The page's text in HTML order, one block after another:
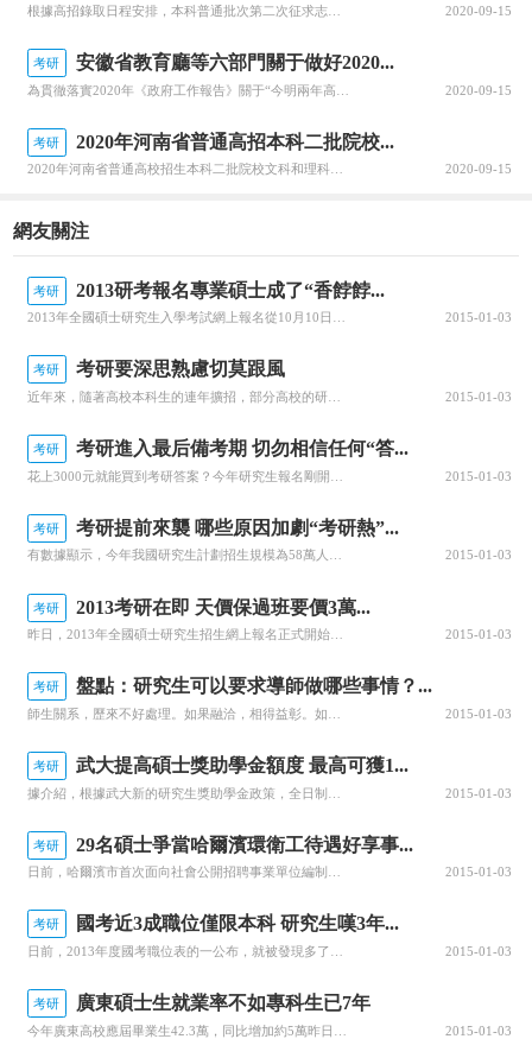
根據高招錄取日程安排，本科普通批次第二次征求志愿將于8月29日上午10:00至8月30日上午10:00進行填報。經研究審定，2020年上海市普通高校招生本科普通批次第二次征求志愿降分控制線為385分。查字典小編整理相關資訊，關注一下~本科普通批次第二次征求志愿填報即將開始根據高招錄取日程安排，本科普... 2020-09-15
考研 安徽省教育廳等六部門關于做好2020...
2020-09-15
考研 2020年河南省普通高招本科二批院校...
2020年河南省普通高校招生本科二批院校文科和理科平行投檔分數線于8月29日公布，河南省普通高校招生本科二批院校具體分數線信息，跟隨查字典小編一起關注一下吧~2020年河南省普通高招本科二批院校平行投檔分數線2020年河南省普通高校招生本科二批院校平行投檔分數線(文科)2020年河南省普通高校招生本... 2020-09-15
網友關注
考研 2013研考報名專業碩士成了“香餑餑...
2015-01-03
考研 考研要深思熟慮切莫跟風
近年來，隨著高校本科生的連年擴招，部分高校的研究生也在大幅度擴招，“XX宿舍六兄弟全上研究生”、“XX專業考研率高達七成”的事情頻繁見諸報端。這些理應讓我們欣喜，但同時，我們也不應該忽略，每年成千上萬的大學生選擇考研深造，其中，很大一部分是為了“延緩三年”再就業，甚至有些僅僅是為了“鍍金”。當然，我們沒 2015-01-03
考研 考研進入最后備考期 切勿相信任何“答...
2015-01-03
考研 考研提前來襲 哪些原因加劇“考研熱”...
有數據顯示，今年我國研究生計劃招生規模為58萬人，與2003年的26萬多人相比，10年間翻了一番。但不容樂觀的是，近年來，碩士生就業率卻連續下降。應屆畢業生到底該不該安心考研繼續深造？應該以怎樣的心態讓自己的路走得更順更穩？面對這個問題，記者做了一番調查。2013年全國碩士研究生考試已于10月10日啟動報名，就在5天之后，恰逢今年國家公務員考試報名開始，兩個都超過百萬人的考試大軍正在集結。&ldq 2015-01-03
考研 2013考研在即 天價保過班要價3萬...
昨日，2013年全國碩士研究生招生網上報名正式開始，記者走訪島城校園發現，伴隨著2013年考研日期的逼近，“全科魔鬼訓練營”、“至尊保過班”等一系列考研培訓班悄然走紅，不少培訓班不僅打出“不過全額退款”的承諾，不少學生對此表示質疑。30天花3萬承諾“保過”昨日上午，在青島大學校園里的各個宣傳欄前，記者注 2015-01-03
考研 盤點：研究生可以要求導師做哪些事情？...
2015-01-03
考研 武大提高碩士獎助學金額度 最高可獲1...
2015-01-03
考研 29名碩士爭當哈爾濱環衛工待遇好享事...
2015-01-03
考研 國考近3成職位僅限本科 研究生嘆3年...
2015-01-03
考研 廣東碩士生就業率不如專科生已7年
2015-01-03